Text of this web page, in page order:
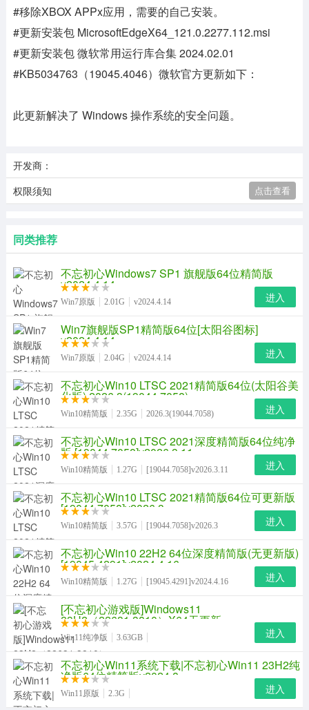
#移除XBOX APPx应用，需要的自己安装。
#更新安装包 MicrosoftEdgeX64_121.0.2277.112.msi
#更新安装包 微软常用运行库合集 2024.02.01
#KB5034763（19045.4046）微软官方更新如下：
此更新解决了 Windows 操作系统的安全问题。
开发商：
权限须知
点击查看
同类推荐
不忘初心Windows7 SP1 旗舰版64位精简版
v2024.4.14
Win7原版 2.01G v2024.4.14 进入
Win7旗舰版SP1精简版64位[太阳谷图标]
v2024.4.14
Win7原版 2.04G v2024.4.14 进入
不忘初心Win10 LTSC 2021精简版64位(太阳谷美
化版) 2026.3(19044.7058)
Win10精简版 2.35G 2026.3(19044.7058) 进入
不忘初心Win10 LTSC 2021深度精简版64位纯净
版 [19044.7058]v2026.3.11
Win10精简版 1.27G [19044.7058]v2026.3.11 进入
不忘初心Win10 LTSC 2021精简版64位可更新版
[19044.7058]v2026.3
Win10精简版 3.57G [19044.7058]v2026.3 进入
不忘初心Win10 22H2 64位深度精简版(无更新版)
[19045.4291]v2024.4.16
Win10精简版 1.27G [19045.4291]v2024.4.16 进入
[不忘初心游戏版]Windows11
23H2（22631.3810）X64无更新
Win11纯净版 3.63GB 进入
不忘初心Win11系统下载|不忘初心Win11 23H2纯
净版64位精简版v2024.8
Win11原版 2.3G 进入